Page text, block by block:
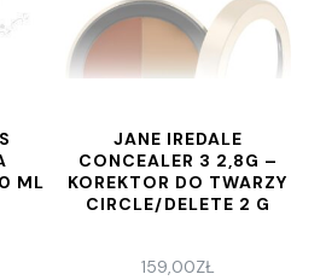
ML
JANE IREDALE
CONCEALER 3 2,8G –
KOREKTOR DO TWARZY
CIRCLE/DELETE 2 G
159,00ZŁ